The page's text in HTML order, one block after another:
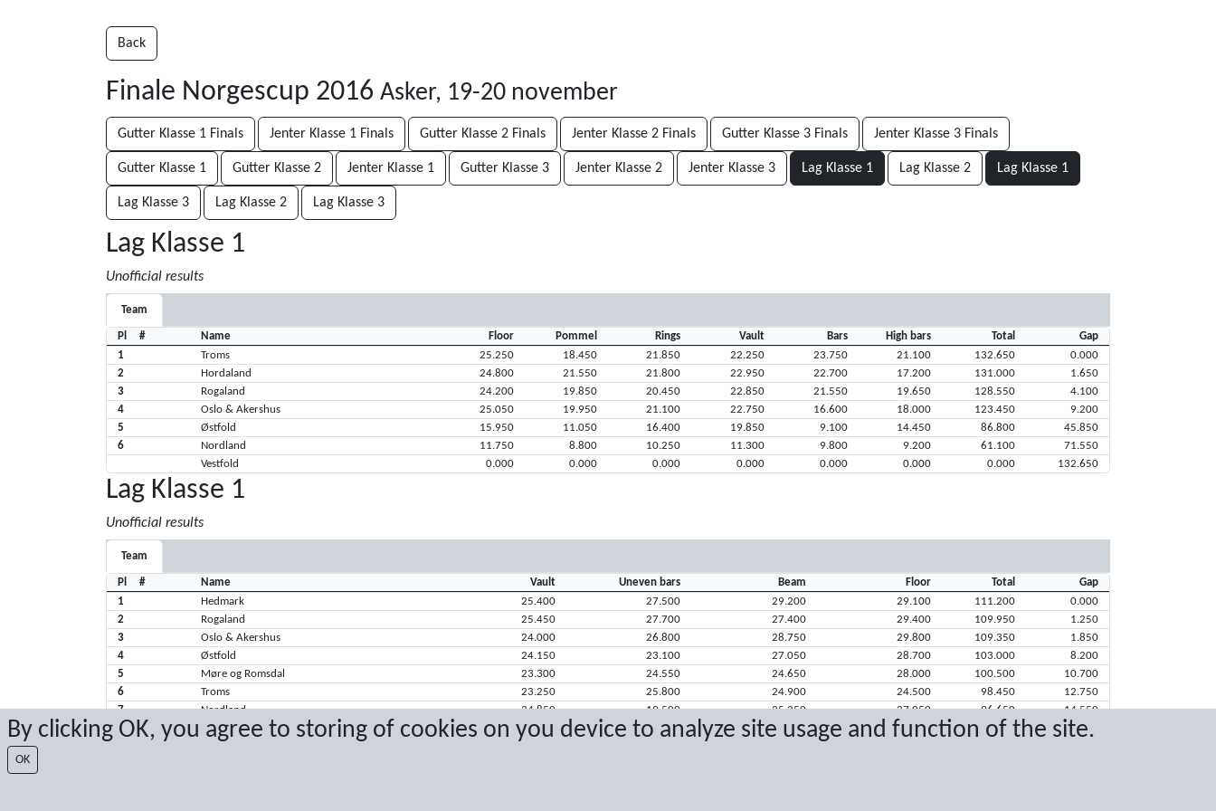
By clicking OK, you agree to storing of cookies on you device to analyze site usage and function of the site.
OK
Back
Finale Norgescup 2016 Asker, 19-20 november
Gutter Klasse 1 Finals Jenter Klasse 1 Finals Gutter Klasse 2 Finals Jenter Klasse 2 Finals Gutter Klasse 3 Finals Jenter Klasse 3 Finals
Gutter Klasse 1 Gutter Klasse 2 Jenter Klasse 1 Gutter Klasse 3 Jenter Klasse 2 Jenter Klasse 3 Lag Klasse 1 Lag Klasse 2 Lag Klasse 1
Lag Klasse 3 Lag Klasse 2 Lag Klasse 3
Lag Klasse 1
Unofficial results
Team
Pl # Name Floor Pommel Rings Vault Bars High bars Total
Gap
1
Troms 25.250 18.450 21.850 22.250 23.750 21.100 132.650
0.000
2
Hordaland 24.800 21.550 21.800 22.950 22.700 17.200 131.000
1.650
3
Rogaland 24.200 19.850 20.450 22.850 21.550 19.650 128.550
4.100
4
Oslo & Akershus 25.050 19.950 21.100 22.750 16.600 18.000 123.450
9.200
5
Østfold 15.950 11.050 16.400 19.850 9.100 14.450 86.800
45.850
6
Nordland 11.750 8.800 10.250 11.300 9.800 9.200 61.100
71.550
Vestfold
0.000 0.000 0.000 0.000 0.000 0.000 0.000 132.650
Lag Klasse 1
Unofficial results
Team
Pl # Name Vault Uneven bars Beam Floor Total
Gap
1
Hedmark 25.400 27.500 29.200 29.100 111.200
0.000
2
Rogaland 25.450 27.700 27.400 29.400 109.950
1.250
3
Oslo & Akershus 24.000 26.800 28.750 29.800 109.350
1.850
4
Østfold 24.150 23.100 27.050 28.700 103.000
8.200
5
Møre og Romsdal 23.300 24.550 24.650 28.000 100.500
10.700
6
Troms 23.250 25.800 24.900 24.500 98.450
12.750
7
Nordland 24.850 19.500 25.250 27.050 96.650
14.550
8
Vestfold 22.650 22.700 23.500 26.550 95.400
15.800